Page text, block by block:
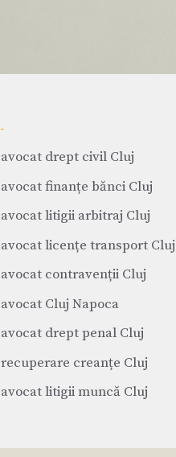
avocat drept civil Cluj
avocat finanțe bănci Cluj
avocat litigii arbitraj Cluj
avocat licențe transport Cluj
avocat contravenții Cluj
avocat Cluj Napoca
avocat drept penal Cluj
recuperare creanțe Cluj
avocat litigii muncă Cluj